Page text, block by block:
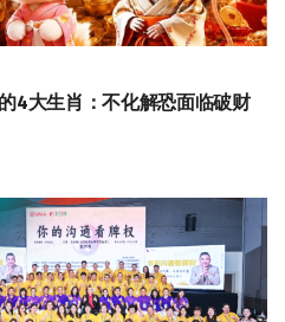
4大生肖：不化解恐面临破财